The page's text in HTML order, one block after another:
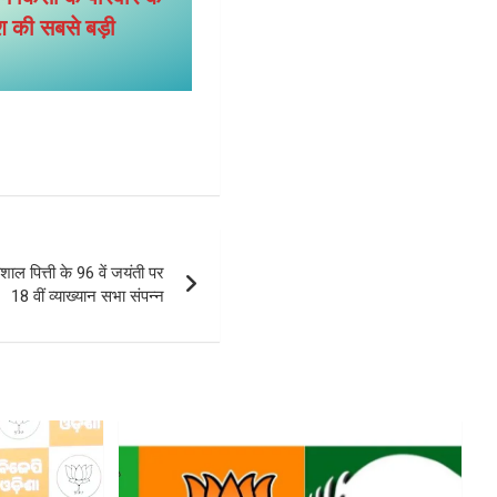
की सबसे बड़ी
पित्ती के 96 वें जयंती पर
18 वीं व्याख्यान सभा संपन्न